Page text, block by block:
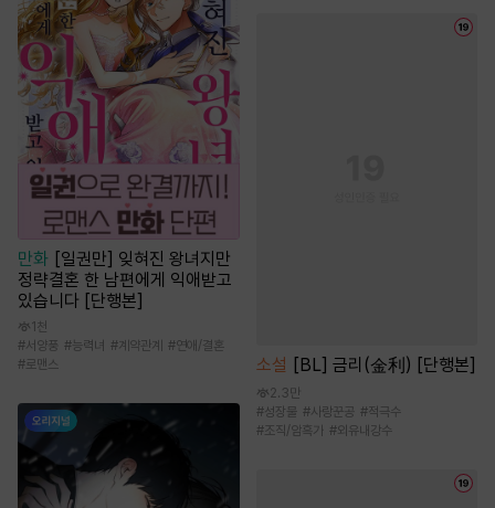
만화 [일권만] 잊혀진 왕녀지만
정략결혼 한 남편에게 익애받고
있습니다 [단행본]
1천
#서양풍 #능력녀 # 계약관계 #연애/결혼
#로맨스 소설 [BL] 금리(金利) [단행본]
2.3만
#성장물 #사랑꾼공 #적극수
#조직/암흑가 #외유내강수